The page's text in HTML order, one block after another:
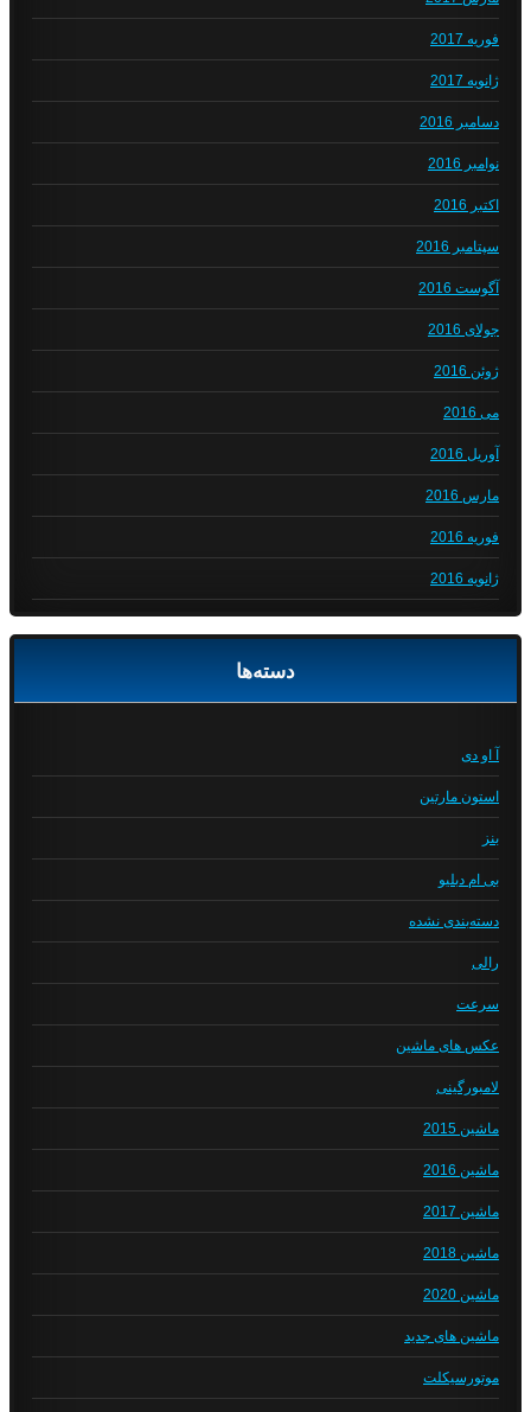
فوریه 2017
ژانویه 2017
دسامبر 2016
نوامبر 2016
اکتبر 2016
سپتامبر 2016
آگوست 2016
جولای 2016
ژوئن 2016
می 2016
آوریل 2016
مارس 2016
فوریه 2016
ژانویه 2016
دسته‌ها
آ او دی
استون مارتین
بنز
بی ام دبلیو
دسته‌بندی نشده
رالی
سرعت
عکس های ماشین
لامبورگینی
ماشین 2015
ماشین 2016
ماشین 2017
ماشین 2018
ماشین 2020
ماشین های جدید
موتورسیکلت